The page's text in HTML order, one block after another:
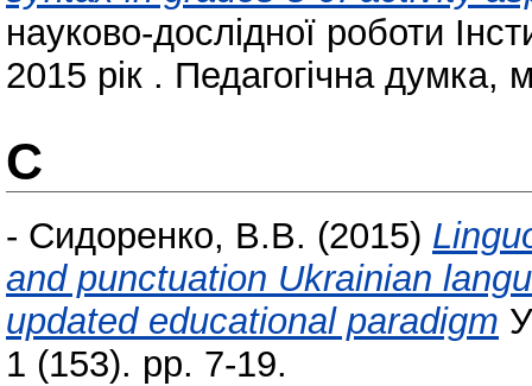
науково-дослідної роботи
2015 рік . Педагогічна думка,
С
- Сидоренко, В.В. (2015)
and punctuation Ukrainian
updated educational paradigm
1 (153). pp. 7-19.